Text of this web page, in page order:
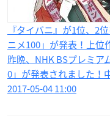
『タイバニ』が1位、2
ニメ100」が発表！上位
昨晩、NHK BSプレミア
0」が発表されました！
2017-05-04 11:00